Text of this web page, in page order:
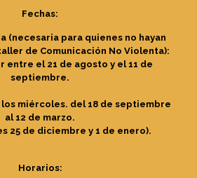
Fechas:
(necesaria para quienes no hayan
de Comunicación No Violenta):
entre el 21 de agosto y el 11 de
septiembre.
miércoles. del 18 de septiembre
al 12 de marzo.
25 de diciembre y 1 de enero).
Horarios: